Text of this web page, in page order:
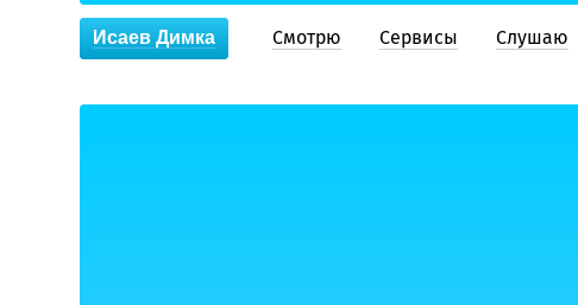
Исаев Димка Смотрю Сервисы Слушаю